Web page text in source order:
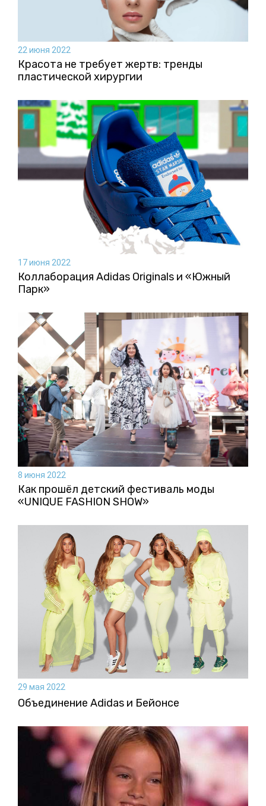
22 июня 2022
Красота не требует жертв: тренды
пластической хирургии
17 июня 2022
Коллаборация Аdidas Originals и «Южный
Парк»
8 июня 2022
Как прошёл детский фестиваль моды
«UNIQUE FASHION SHOW»
29 мая 2022
Объединение Adidas и Бейонсе